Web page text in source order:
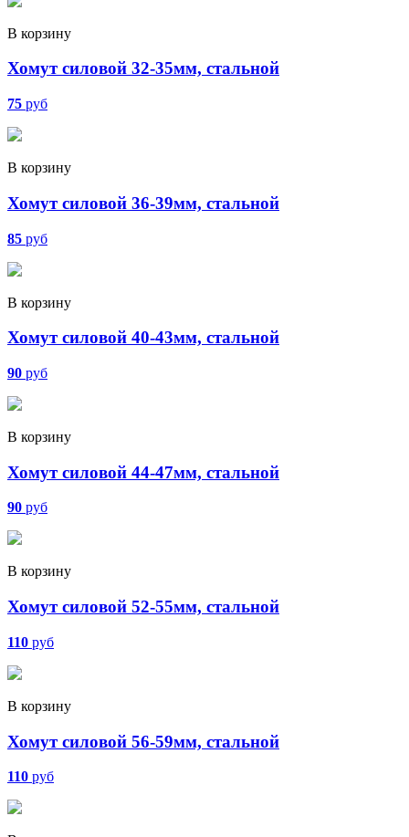
В корзину
Хомут силовой 32-35мм, стальной
75 руб
В корзину
Хомут силовой 36-39мм, стальной
85 руб
В корзину
Хомут силовой 40-43мм, стальной
90 руб
В корзину
Хомут силовой 44-47мм, стальной
90 руб
В корзину
Хомут силовой 52-55мм, стальной
110 руб
В корзину
Хомут силовой 56-59мм, стальной
110 руб